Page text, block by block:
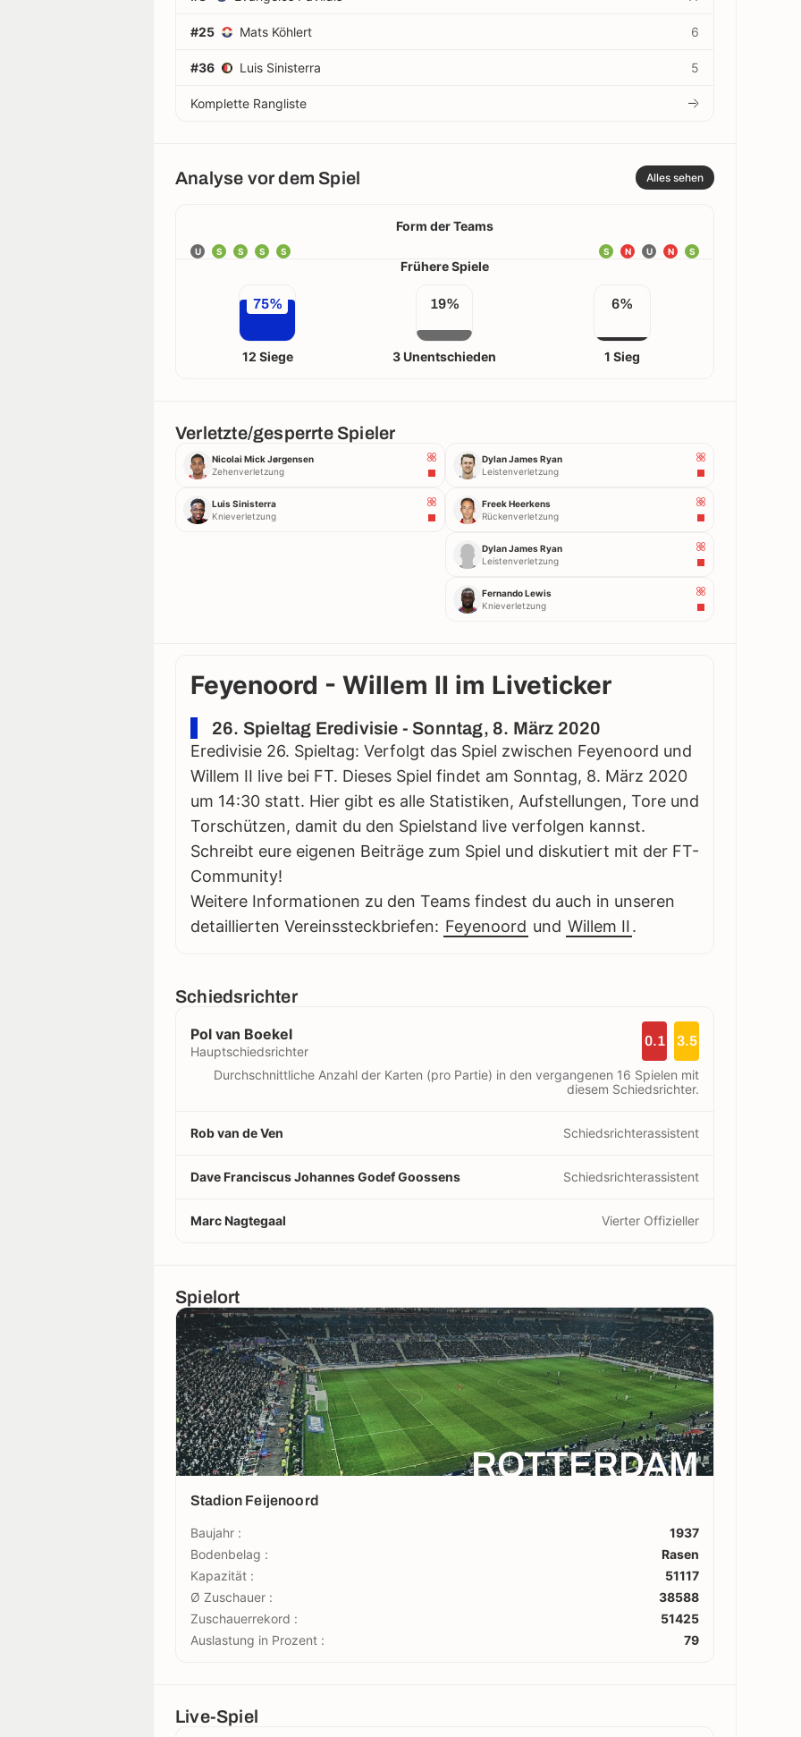
#25 Mats Köhlert 6
#36 Luis Sinisterra 5
Komplette Rangliste
Analyse vor dem Spiel Alles sehen
Form der Teams
U S S S S S
N
U
N
S
Frühere Spiele
75%
12 Siege
19%
3 Unentschieden
6%
1 Sieg
Verletzte/gesperrte Spieler
Nicolai Mick Jørgensen
Zehenverletzung
Luis Sinisterra
Knieverletzung
Dylan James Ryan
Leistenverletzung
Freek Heerkens
Rückenverletzung
Dylan James Ryan
Leistenverletzung
Fernando Lewis
Knieverletzung
Feyenoord - Willem II im Liveticker
26. Spieltag Eredivisie - Sonntag, 8. März 2020
Eredivisie 26. Spieltag: Verfolgt das Spiel zwischen Feyenoord und
Willem II live bei FT. Dieses Spiel findet am Sonntag, 8. März 2020
um 14:30 statt. Hier gibt es alle Statistiken, Aufstellungen, Tore und
Torschützen, damit du den Spielstand live verfolgen kannst.
Schreibt eure eigenen Beiträge zum Spiel und diskutiert mit der FT-
Community!
Weitere Informationen zu den Teams findest du auch in unseren
detaillierten Vereinssteckbriefen: Feyenoord und Willem II.
Schiedsrichter
Pol van Boekel
Hauptschiedsrichter
0.1 3.5
Durchschnittliche Anzahl der Karten (pro Partie) in den vergangenen 16 Spielen mit
diesem Schiedsrichter.
Rob van de Ven Schiedsrichterassistent
Dave Franciscus Johannes Godef Goossens Schiedsrichterassistent
Marc Nagtegaal Vierter Offizieller
Spielort
ROTTERDAM
Stadion Feijenoord
Baujahr :
1937
Bodenbelag :
Rasen
Kapazität :
51117
Ø Zuschauer :
38588
Zuschauerrekord :
51425
Auslastung in Prozent :
79
Live-Spiel